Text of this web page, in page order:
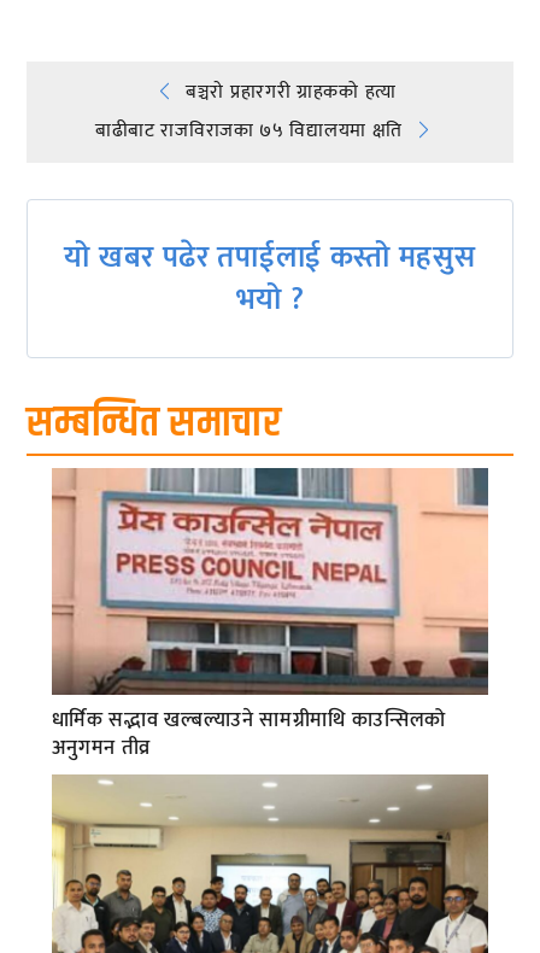
Post
navigation
बञ्चराे प्रहारगरी ग्राहकको हत्या
बाढीबाट राजविराजका ७५ विद्यालयमा क्षति
यो खबर पढेर तपाईलाई कस्तो महसुस
भयो ?
सम्बन्धित समाचार
धार्मिक सद्भाव खल्बल्याउने सामग्रीमाथि काउन्सिलको
अनुगमन तीव्र